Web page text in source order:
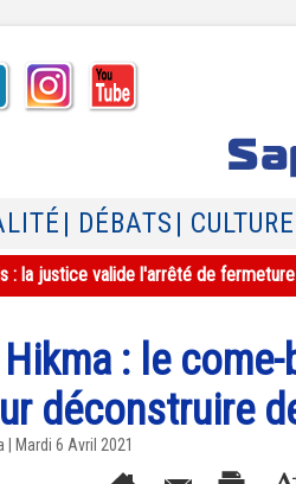
| DÉBATS | CULTURE
: la justice valide l'arrêté de
: le
déconstruire
| Mardi 6 Avril 2021